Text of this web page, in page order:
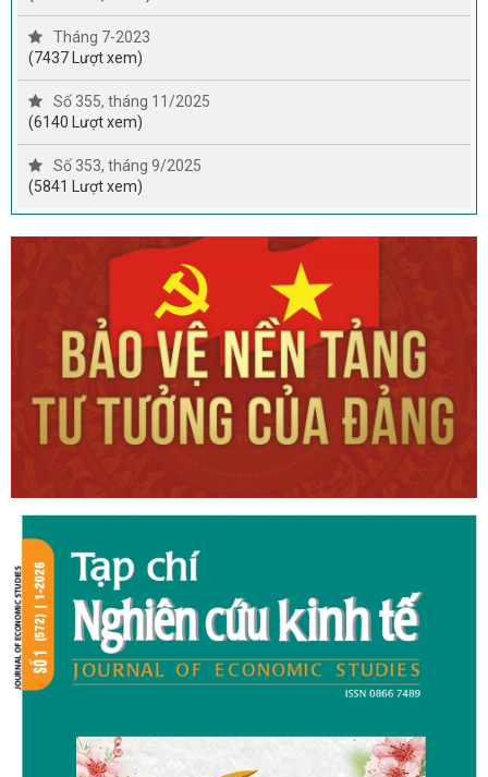
Tháng 7-2023
(7437 Lượt xem)
Số 355, tháng 11/2025
(6140 Lượt xem)
Số 353, tháng 9/2025
(5841 Lượt xem)